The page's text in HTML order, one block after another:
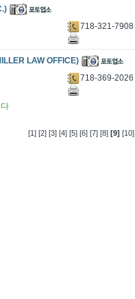
718-321-7908
LAW OFFICE)
718-369-2026
[1] [2] [3] [4] [5] [6] [7] [8] [9] [10]